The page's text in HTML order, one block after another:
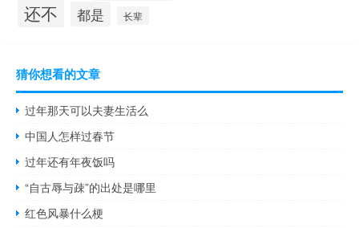
还不 都是 长辈
猜你想看的文章
过年那天可以夫妻生活么
中国人怎样过春节
过年还有年夜饭吗
“自古辱与疎”的出处是哪里
红色风暴什么梗